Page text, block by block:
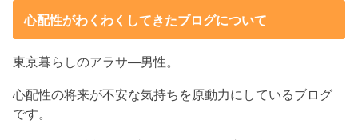
心配性がわくわくしてきたブログについて
東京暮らしのアラサ―男性。
心配性の将来が不安な気持ちを原動力にしているブログ
です。